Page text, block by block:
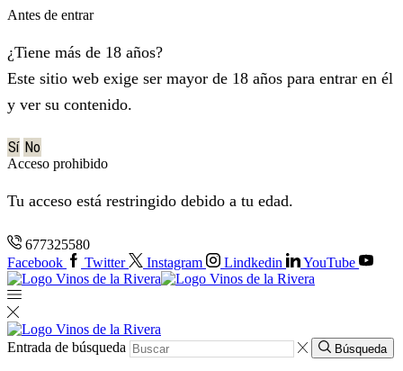
Antes de entrar
¿Tiene más de 18 años?
Este sitio web exige ser mayor de 18 años para entrar en él
y ver su contenido.
Sí No
Acceso prohibido
Tu acceso está restringido debido a tu edad.
677325580
Facebook
Twitter Instagram Lindkedin YouTube
Entrada de búsqueda Búsqueda